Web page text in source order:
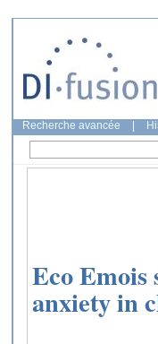
Recherche avancée
Eco
anxiety in